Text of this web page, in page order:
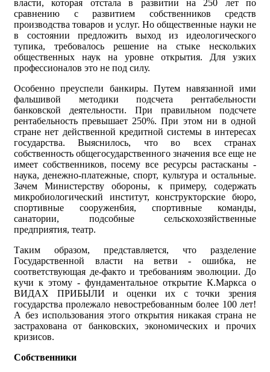
власти, которая отстала в развитии на 250 лет по
сравнению с развитием собственников средств
производства товаров и услуг. Но общественные науки не
в состоянии предложить выход из идеологического
тупика, требовалось решение на стыке нескольких
общественных наук на уровне открытия. Для узких
профессионалов это не под силу.
Особенно преуспели банкиры. Путем навязанной ими
фальшивой методики подсчета рентабельности
банковской деятельности. При правильном подсчете
рентабельность превышает 250%. При этом ни в одной
стране нет действенной кредитной системы в интересах
государства. Выяснилось, что во всех странах
собственность общегосударственного значения все еще не
имеет собственников, посему все ресурсы растасканы -
наука, денежно-платежные, спорт, культура и остальные.
Зачем Министерству обороны, к примеру, содержать
микробиологический институт, конструкторские бюро,
спортивные сооружен6ия, спортивные команды,
санатории, подсобные сельскохозяйственные
предприятия, театр.
Таким образом, представляется, что разделение
Государственной власти на ветви - ошибка, не
соответствующая де-факто и требованиям эволюции. До
кучи к этому - фундаментальное открытие К.Маркса о
ВИДАХ ПРИБЫЛИ и оценки их с точки зрения
государства пролежало невостребованным более 100 лет!
А без использования этого открытия никакая страна не
застрахована от банковских, экономических и прочих
кризисов.
Собственники